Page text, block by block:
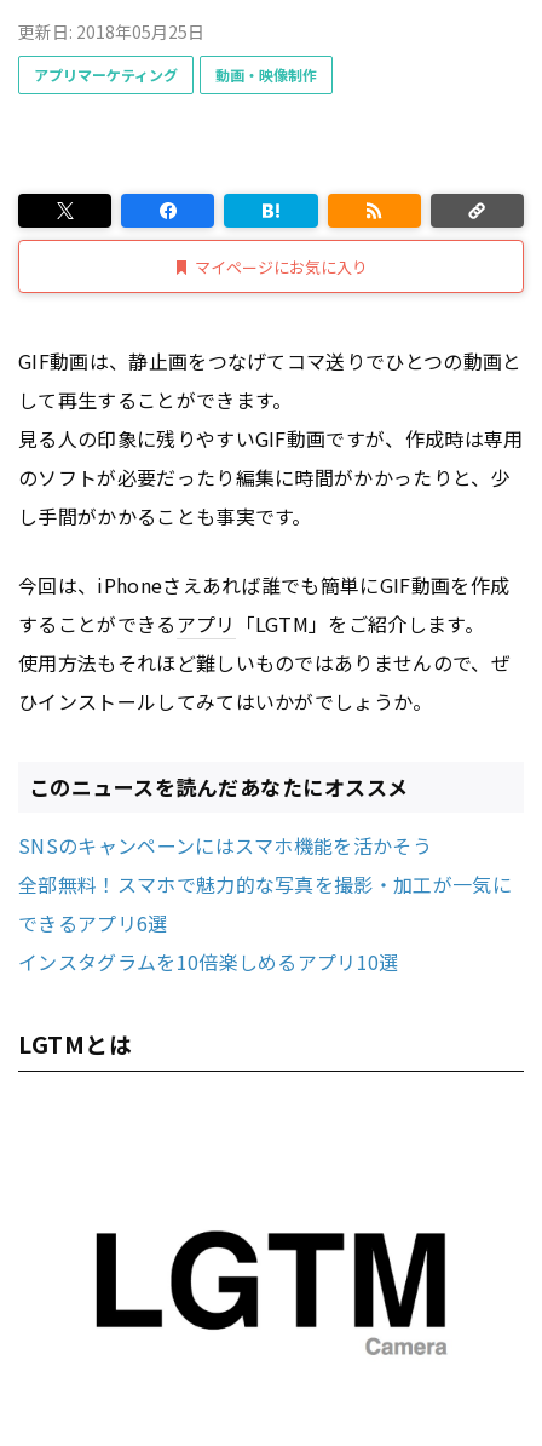
更新日: 2018年05月25日
アプリマーケティング 動画・映像制作
マイページにお気に入り
GIF動画は、静止画をつなげてコマ送りでひとつの動画と
して再生することができます。
見る人の印象に残りやすいGIF動画ですが、作成時は専用
のソフトが必要だったり編集に時間がかかったりと、少
し手間がかかることも事実です。
今回は、iPhoneさえあれば誰でも簡単にGIF動画を作成
することができるアプリ 「LGTM」をご紹介します。
使用方法もそれほど難しいものではありませんので、ぜ
ひインストールしてみてはいかがでしょうか。
このニュースを読んだあなたにオススメ
SNSのキャンペーンにはスマホ機能を活かそう
全部無料！スマホで魅力的な写真を撮影・加工が一気に
できるアプリ6選
インスタグラムを10倍楽しめるアプリ10選
LGTMとは